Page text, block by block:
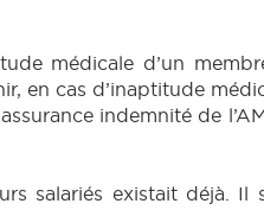
médicale d’un
en cas d’inaptitude
indemnité de
salariés existait déjà. Il